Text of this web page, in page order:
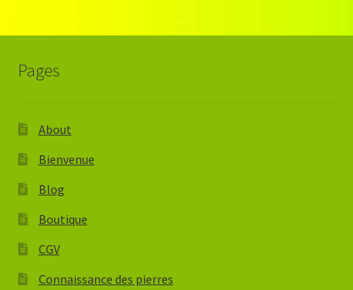
Pages
About
Bienvenue
Blog
Boutique
CGV
Connaissance des pierres